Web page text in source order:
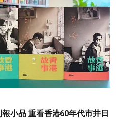
小品 重看香港60年代市井日